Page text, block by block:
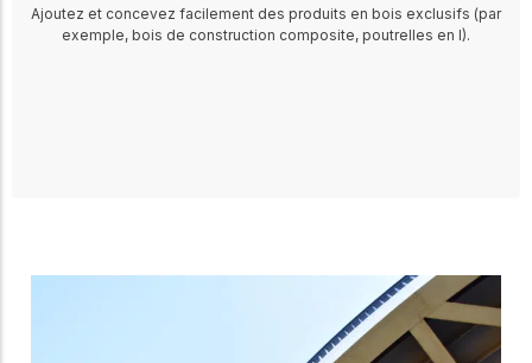
Ajoutez et concevez facilement des produits en bois exclusifs (par
exemple, bois de construction composite, poutrelles en I).